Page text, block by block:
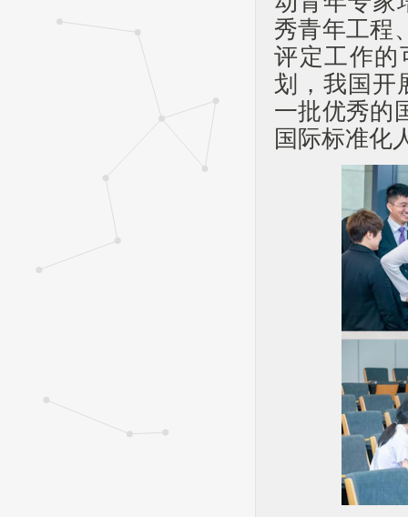
秀青年工程
评定工作的
划，我国开
一批优秀的
国际标准化